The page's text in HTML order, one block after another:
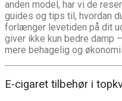
anden model, har vi de
guides og tips til, hvordan
forlænger levetiden på dit
giver ikke kun bedre damp
mere behagelig og
E-cigaret tilbehør i